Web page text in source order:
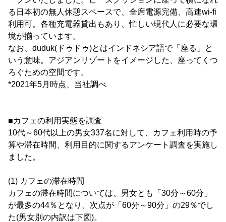
る日本初の無人休憩スペースで、全席電源完備、高速wi-fi
利用可。各種充電器貸出もあり、忙しい現代人に必要な環
境が揃っています。
なお、duduk(ドゥドゥ)とはインドネシア語で「座る」と
いう意味。アジアンリゾートをイメージした、座ってくつ
ろぐための空間です。
*2021年5月時点、当社調べ
■カフェの利用実態を調査
10代～60代以上の男女337名に対して、カフェ利用時の予
算や滞在時間、利用目的に関するアンケート調査を実施し
ました。
(1) カフェの滞在時間
カフェの滞在時間については、男女とも「30分～60分」
が最多の44％となり、次点が「60分～90分」の29％でし
た(男女別の内訳は下図)。